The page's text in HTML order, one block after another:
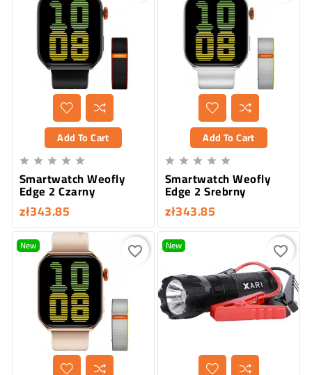
Add To Cart
    
Smartwatch Weofly
Edge 2 Czarny
zł343.85
Add To Cart
    
Smartwatch Weofly
Edge 2 Srebrny
zł343.85
New favorite_border New favorite_border